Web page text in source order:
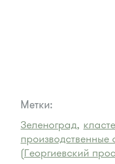
Метки:
Зеленоград,
производственные
(Георгиевский